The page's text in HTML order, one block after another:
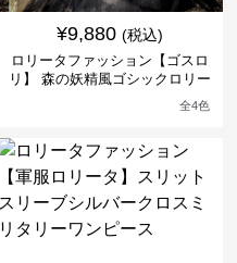
¥9,880 (税込)
ロリータファッション【ゴスロ
リ】 森の妖精風ゴシックロリー
全4色